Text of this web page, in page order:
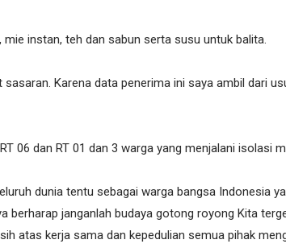
instan, teh dan sabun serta susu untuk balita.
Karena data penerima ini saya ambil dari
06 dan RT 01 dan 3 warga yang menjalani isolasi
dunia tentu sebagai warga bangsa Indonesia
berharap janganlah budaya gotong royong Kita
atas kerja sama dan kepedulian semua pihak